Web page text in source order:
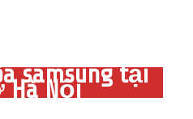
samsung tại
Hà Nội